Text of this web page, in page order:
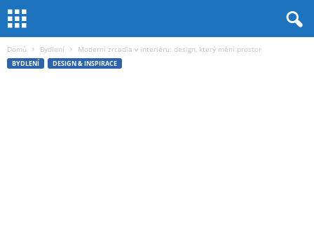
Domů Bydlení Moderní zrcadla v interiéru: design, který mění prostor
BYDLENÍ DESIGN & INSPIRACE